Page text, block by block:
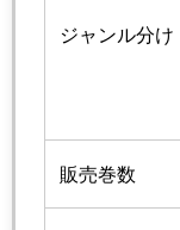
ジャンル分け
販売巻数